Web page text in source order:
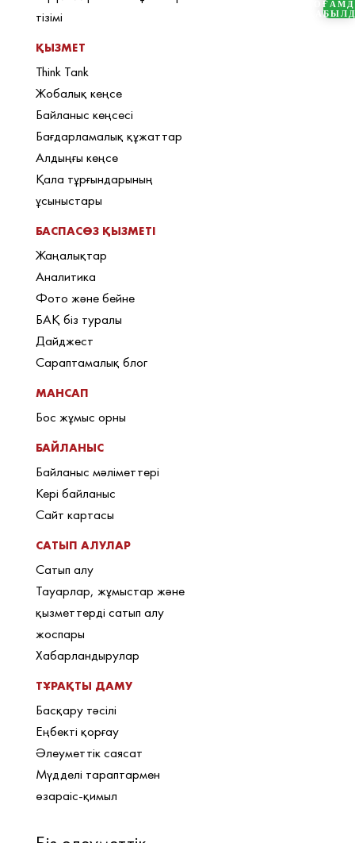
тізімі
ҚЫЗМЕТ
Think Tank
Жобалық кеңсе
Байланыс кеңсесі
Бағдарламалық құжаттар
Алдыңғы кеңсе
Қала тұрғындарының
ұсыныстары
БАСПАСӨЗ ҚЫЗМЕТІ
Жаңалықтар
Аналитика
Фото және бейне
БАҚ біз туралы
Дайджест
Сараптамалық блог
МАНСАП
Бос жұмыс орны
БАЙЛАНЫС
Байланыс мәліметтері
Кері байланыс
Сайт картасы
САТЫП АЛУЛАР
Сатып алу
Тауарлар, жұмыстар және
қызметтерді сатып алу
жоспары
Хабарландырулар
ТҰРАҚТЫ ДАМУ
Басқару тәсілі
Еңбекті қорғау
Әлеуметтік саясат
Мүдделі тараптармен
өзараіс-қимыл